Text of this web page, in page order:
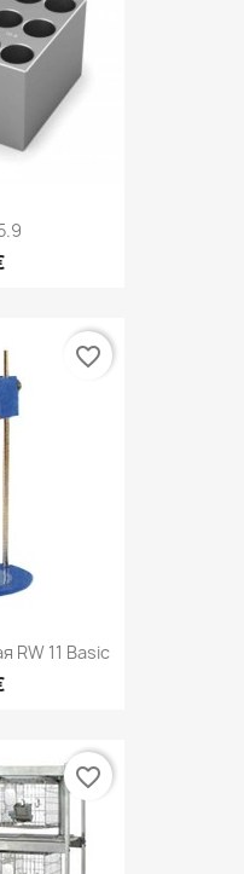
RW 11 Basic
favorite_border
favorite_border